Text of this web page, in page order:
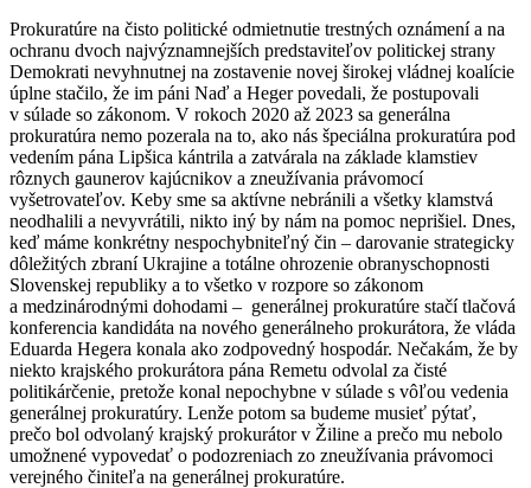
Prokuratúre na čisto politické odmietnutie trestných oznámení a na
ochranu dvoch najvýznamnejších predstaviteľov politickej strany
Demokrati nevyhnutnej na zostavenie novej širokej vládnej koalície
úplne stačilo, že im páni Naď a Heger povedali, že postupovali
v súlade so zákonom. V rokoch 2020 až 2023 sa generálna
prokuratúra nemo pozerala na to, ako nás špeciálna prokuratúra pod
vedením pána Lipšica kántrila a zatvárala na základe klamstiev
rôznych gaunerov kajúcnikov a zneužívania právomocí
vyšetrovateľov. Keby sme sa aktívne nebránili a všetky klamstvá
neodhalili a nevyvrátili, nikto iný by nám na pomoc neprišiel. Dnes,
keď máme konkrétny nespochybniteľný čin – darovanie strategicky
dôležitých zbraní Ukrajine a totálne ohrozenie obranyschopnosti
Slovenskej republiky a to všetko v rozpore so zákonom
a medzinárodnými dohodami – generálnej prokuratúre stačí tlačová
konferencia kandidáta na nového generálneho prokurátora, že vláda
Eduarda Hegera konala ako zodpovedný hospodár. Nečakám, že by
niekto krajského prokurátora pána Remetu odvolal za čisté
politikárčenie, pretože konal nepochybne v súlade s vôľou vedenia
generálnej prokuratúry. Lenže potom sa budeme musieť pýtať,
prečo bol odvolaný krajský prokurátor v Žiline a prečo mu nebolo
umožnené vypovedať o podozreniach zo zneužívania právomoci
verejného činiteľa na generálnej prokuratúre.